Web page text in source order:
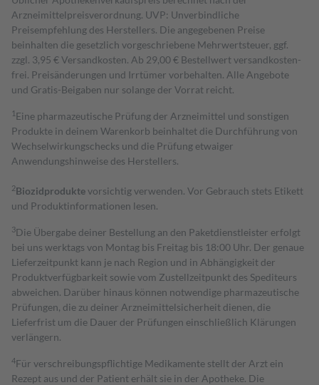
Arzneimittelpreisverordnung. UVP: Unverbindliche
Preisempfehlung des Herstellers. Die angegebenen Preise
beinhalten die gesetzlich vorgeschriebene Mehrwertsteuer, ggf.
zzgl. 3,95 € Versandkosten. Ab 29,00 € Bestell­wert versand­kosten­
frei. Preisänderungen und Irrtümer vorbehalten. Alle Angebote
und Gratis-Beigaben nur solange der Vorrat reicht.
1 Eine pharmazeutische Prüfung der Arzneimittel und sonstigen
Produkte in deinem Warenkorb beinhaltet die Durchführung von
Wechselwirkungschecks und die Prüfung etwaiger
Anwendungshinweise des Herstellers.
2Biozidproduktevorsichtig verwenden. Vor Gebrauch stets Etikett
und Produktinformationen lesen.
3Die Übergabe deiner Bestellung an den Paketdienstleister erfolgt
bei uns werktags von Montag bis Freitag bis 18:00 Uhr. Der genaue
Lieferzeitpunkt kann je nach Region und in Abhängigkeit der
Produktverfügbarkeit sowie vom Zustellzeitpunkt des Spediteurs
abweichen. Darüber hinaus können notwendige pharmazeutische
Prüfungen, die zu deiner Arzneimittelsicherheit dienen, die
Lieferfrist um die Dauer der Prüfungen einschließlich Klärungen
verlängern.
4Für verschreibungspflichtige Medikamente stellt der Arzt ein
Rezept aus und der Patient erhält sie in der Apotheke. Die